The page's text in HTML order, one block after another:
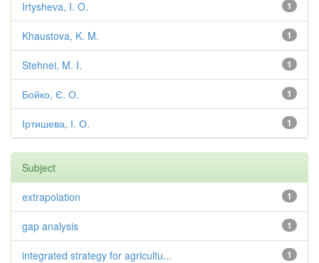
1
Irtysheva, I. O.
1
Khaustova, K. M.
1
Stehnei, M. I.
1
Бойко, Є. О.
1
Іртишева, І. О.
Subject
1
extrapolation
1
gap analysis
1
integrated strategy for agricultu...